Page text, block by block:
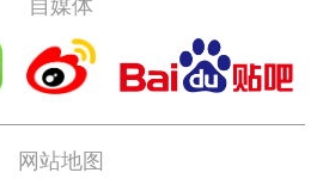
网站地图